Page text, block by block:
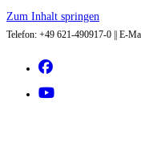
Zum Inhalt springen
Telefon: +49 621-490917-0 || E-